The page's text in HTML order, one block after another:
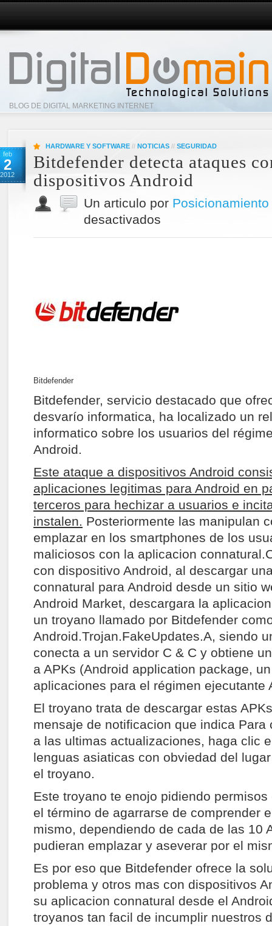
BLOG DE DIGITAL MARKETING INTERNET
feb
2
2012
HARDWARE Y SOFTWARE // NOTICIAS // SEGURIDAD
Bitdefender detecta ataques
dispositivos Android
Un articulo por Posicionamiento
desactivados
Bitdefender
Bitdefender, servicio destacado que
desvarío informatica, ha localizado un
informatico sobre los usuarios del
Android.
Este ataque a dispositivos Android
aplicaciones legitimas para Android en
terceros para hechizar a usuarios e
instalen. Posteriormente las manipulan
emplazar en los smartphones de los
maliciosos con la aplicacion
con dispositivo Android, al descargar
connatural para Android desde un sitio
Android Market, descargara la
un troyano llamado por Bitdefender
Android.Trojan.FakeUpdates.A, siendo
conecta a un servidor C & C y obtiene
a APKs (Android application package,
aplicaciones para el régimen ejecutante
El troyano trata de descargar estas
mensaje de notificacion que indica
a las ultimas actualizaciones, haga clic
lenguas asiaticas con obviedad del
el troyano.
Este troyano te enojo pidiendo
el término de agarrarse de comprender
mismo, dependiendo de cada de las 10
pudieran emplazar y aseverar por el
Es por eso que Bitdefender ofrece la
problema y otros mas con dispositivos
su aplicacion connatural desde el
troyanos tan facil de incumplir nuestros